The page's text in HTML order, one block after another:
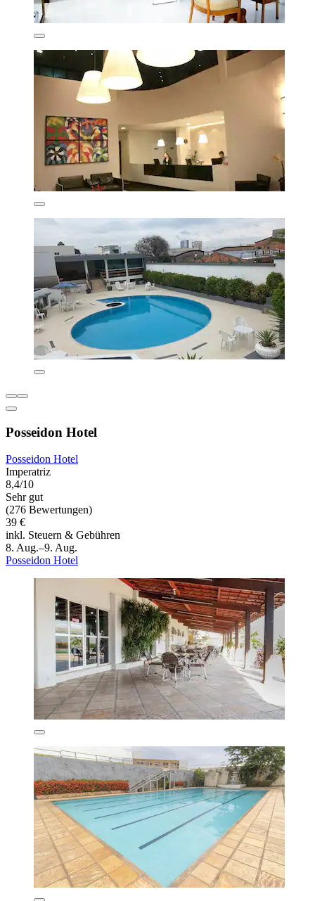
Posseidon Hotel
Posseidon Hotel
Imperatriz
8,4/10
Sehr gut
(276 Bewertungen)
39 €
inkl. Steuern & Gebühren
8. Aug.–9. Aug.
Posseidon Hotel